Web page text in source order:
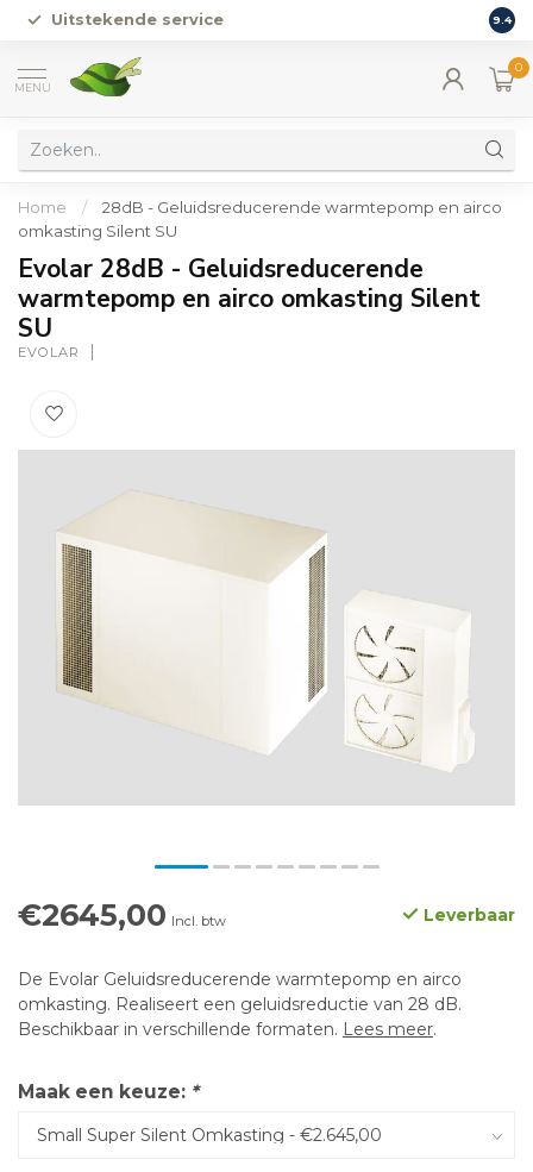
Uitstekende service 9.4
MENU
0
Home /
28dB - Geluidsreducerende warmtepomp en airco
omkasting Silent SU
Evolar 28dB - Geluidsreducerende
warmtepomp en airco omkasting Silent
SU
EVOLAR
€2645,00 Incl. btw Leverbaar
De Evolar Geluidsreducerende warmtepomp en airco
omkasting. Realiseert een geluidsreductie van 28 dB.
Beschikbaar in verschillende formaten. Lees meer.
Maak een keuze: *